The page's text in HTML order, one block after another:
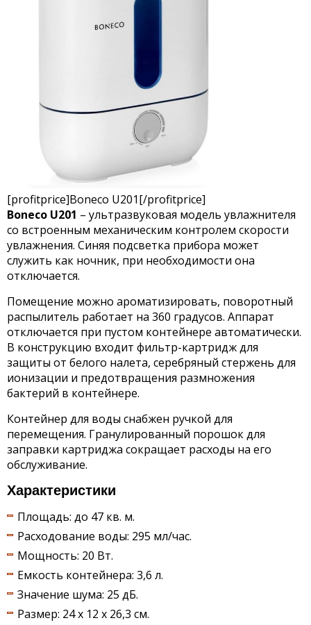
[profitprice]Boneco U201[/profitprice]
Boneco U201 – ультразвуковая модель увлажнителя
со встроенным механическим контролем скорости
увлажнения. Синяя подсветка прибора может
служить как ночник, при необходимости она
отключается.
Помещение можно ароматизировать, поворотный
распылитель работает на 360 градусов. Аппарат
отключается при пустом контейнере автоматически.
В конструкцию входит фильтр-картридж для
защиты от белого налета, серебряный стержень для
ионизации и предотвращения размножения
бактерий в контейнере.
Контейнер для воды снабжен ручкой для
перемещения. Гранулированный порошок для
заправки картриджа сокращает расходы на его
обслуживание.
Характеристики
Площадь: до 47 кв. м.
Расходование воды: 295 мл/час.
Мощность: 20 Вт.
Емкость контейнера: 3,6 л.
Значение шума: 25 дБ.
Размер: 24 х 12 х 26,3 см.